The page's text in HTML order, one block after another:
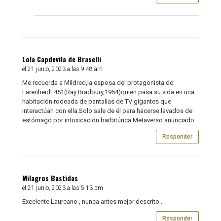
Lola Capdevila de Braselli
el 21 junio, 2023 a las 9:48 am
Me recuerda a Mildred,la esposa del protagonista de
Farenheidt 451(Ray Bradbury,1954)quien pasa su vida en una
habitación rodeada de pantallas de TV gigantes que
interactúan con ella.Solo sale de él para hacerse lavados de
estómago por intoxicación barbitúrica.Metaverso anunciado
Responder
Milagros Bastidas
el 21 junio, 2023 a las 5:13 pm
Excelente Laureano , nunca antes mejor descrito .
Responder